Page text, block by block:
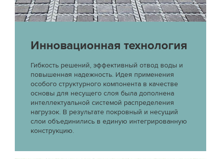
Инновационная технология
Гибкость решений, эффективный отвод воды и
повышенная надежность. Идея применения
особого структурного компонента в качестве
основы для несущего слоя была дополнена
интеллектуальной системой распределения
нагрузок. В результате покровный и несущий
слои объединились в единую интегрированную
конструкцию.